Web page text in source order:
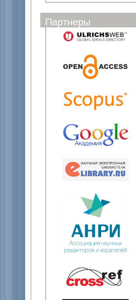
Партнеры